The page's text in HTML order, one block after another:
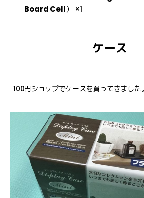
Board Cell） ×1
ケース
100円ショップでケースを買ってきました。